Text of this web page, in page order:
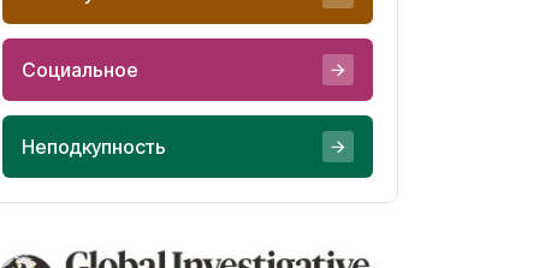
Социальное
Неподкупность